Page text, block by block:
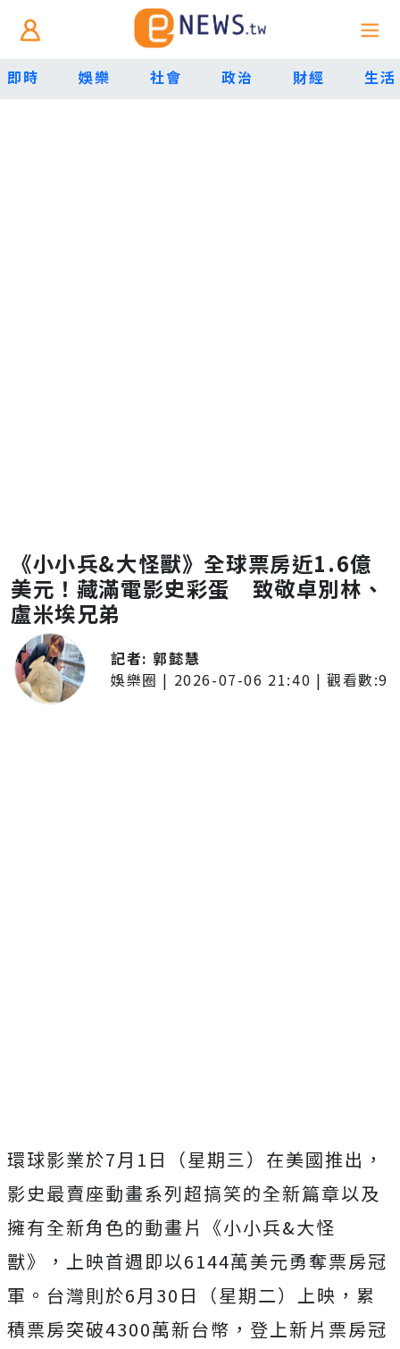
即時 娛樂 社會 政治 財經 生活
《小小兵&大怪獸》全球票房近1.6億
美元！藏滿電影史彩蛋 致敬卓別林、
盧米埃兄弟
記者:郭懿慧
娛樂圈 | 2026-07-06 21:40 | 觀看數:9
環球影業於7月 1 日（星期三）在美國推出，
影史最賣座動畫系列超搞笑的全新篇章以及
擁有全新角色的動畫片《小小兵&大怪
獸》，上映首週即以6144萬美元勇奪票房冠
軍。 台灣則於6月 30 日（星期二）上映，累
積票房突破4300萬新台幣，登上新片票房冠